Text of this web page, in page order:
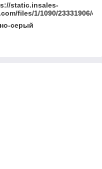
static.insales-
files/1/1090/23331906/
серый